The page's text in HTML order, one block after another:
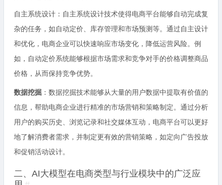
自主系统设计：自主系统设计技术使得电商平台能够自动完成复
杂的任务，如自动定价、库存管理和市场预测等。通过自主设计
和优化，电商企业可以快速响应市场变化，降低运营风险。例
如，自动定价系统能够根据市场需求和竞争对手的价格调整商品
价格，从而保持竞争优势。
数据挖掘 ：数据挖掘技术能够从大量的用户数据中提取有价值的
信息，帮助电商企业进行精准的市场营销和策略制定。通过分析
用户的购买历史、浏览记录和社交媒体互动，电商平台可以更好
地了解消费者需求，并制定更有效的营销策略，如定向广告投放
和促销活动设计。
二、AI大模型在电商类型与行业模块中的广泛应